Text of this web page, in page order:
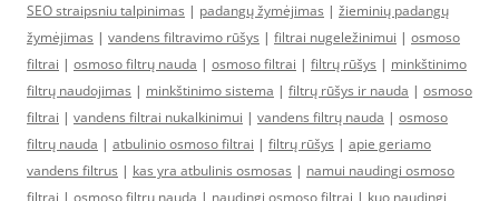
SEO straipsniu talpinimas | padangų žymėjimas | žieminių padangų
žymėjimas | vandens filtravimo rūšys | filtrai nugeležinimui | osmoso
filtrai | osmoso filtrų nauda | osmoso filtrai | filtrų rūšys | minkštinimo
filtrų naudojimas | minkštinimo sistema | filtrų rūšys ir nauda | osmoso
filtrai | vandens filtrai nukalkinimui | vandens filtrų nauda | osmoso
filtrų nauda | atbulinio osmoso filtrai | filtrų rūšys | apie geriamo
vandens filtrus | kas yra atbulinis osmosas | namui naudingi osmoso
filtrai | osmoso filtrų nauda | naudingi osmoso filtrai | kuo naudingi